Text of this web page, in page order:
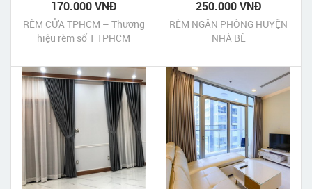
170.000 VNĐ
RÈM CỬA TPHCM – Thương
hiệu rèm số 1 TPHCM
250.000 VNĐ
RÈM NGĂN PHÒNG HUYỆN
NHÀ BÈ